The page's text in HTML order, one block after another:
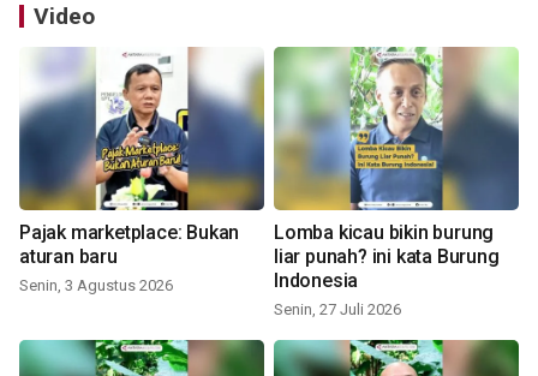
Video
Pajak marketplace: Bukan
aturan baru
Senin, 3 Agustus 2026
Lomba kicau bikin burung
liar punah? ini kata Burung
Indonesia
Senin, 27 Juli 2026